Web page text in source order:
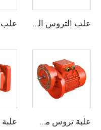
علب التروس الحلزنية المخروطية المعيارية MK
علبة تروس مسبحة أولية PC